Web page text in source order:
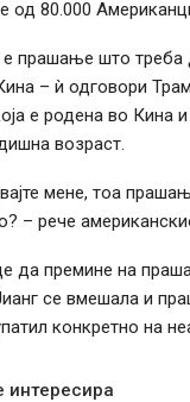
од 80.000
прашање што треба
– ѝ одговори
е родена во Кина
возраст.
мене, тоа
– рече
да премине на
се вмешала и
конкретно на
интересира